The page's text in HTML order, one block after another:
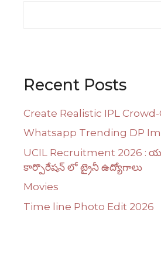
Recent Posts
Create Realistic IPL
Whatsapp Trending DP
UCIL Recruitment 2026 :
కార్పొరేషన్ లో ట్రైనీ ఉద్యోగాలు
Movies
Time line Photo Edit 2026